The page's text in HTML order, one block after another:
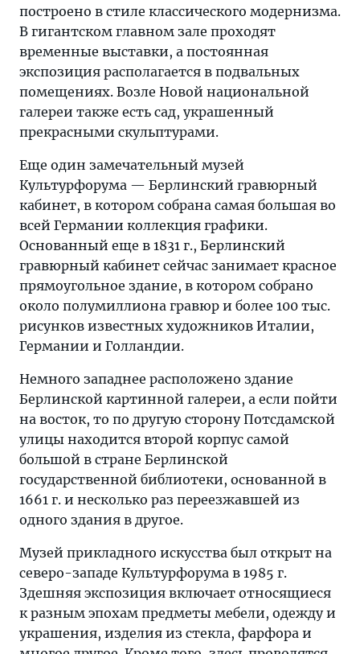
построено в стиле классического модернизма.
В гигантском главном зале проходят
временные выставки, а постоянная
экспозиция располагается в подвальных
помещениях. Возле Новой национальной
галереи также есть сад, украшенный
прекрасными скульптурами.
Еще один замечательный музей
Культурфорума — Берлинский гравюрный
кабинет, в котором собрана самая большая во
всей Германии коллекция графики.
Основанный еще в 1831 г., Берлинский
гравюрный кабинет сейчас занимает красное
прямоугольное здание, в котором собрано
около полумиллиона гравюр и более 100 тыс.
рисунков известных художников Италии,
Германии и Голландии.
Немного западнее расположено здание
Берлинской картинной галереи, а если пойти
на восток, то по другую сторону Потсдамской
улицы находится второй корпус самой
большой в стране Берлинской
государственной библиотеки, основанной в
1661 г. и несколько раз переезжавшей из
одного здания в другое.
Музей прикладного искусства был открыт на
северо-западе Культурфорума в 1985 г.
Здешняя экспозиция включает относящиеся
к разным эпохам предметы мебели, одежду и
украшения, изделия из стекла, фарфора и